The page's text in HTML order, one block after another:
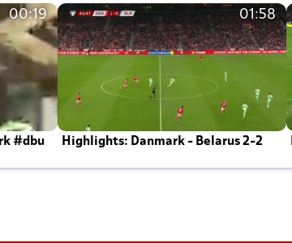
00:19
#dbu
01:58
Highlights: Danmark - Belarus 2-2